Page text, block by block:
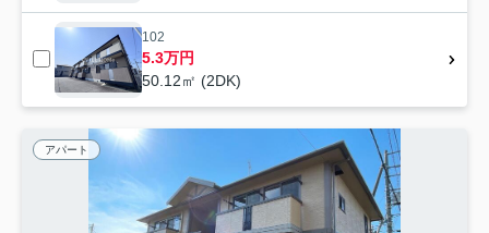
102
5.3万円
50.12㎡ (2DK)
アパート